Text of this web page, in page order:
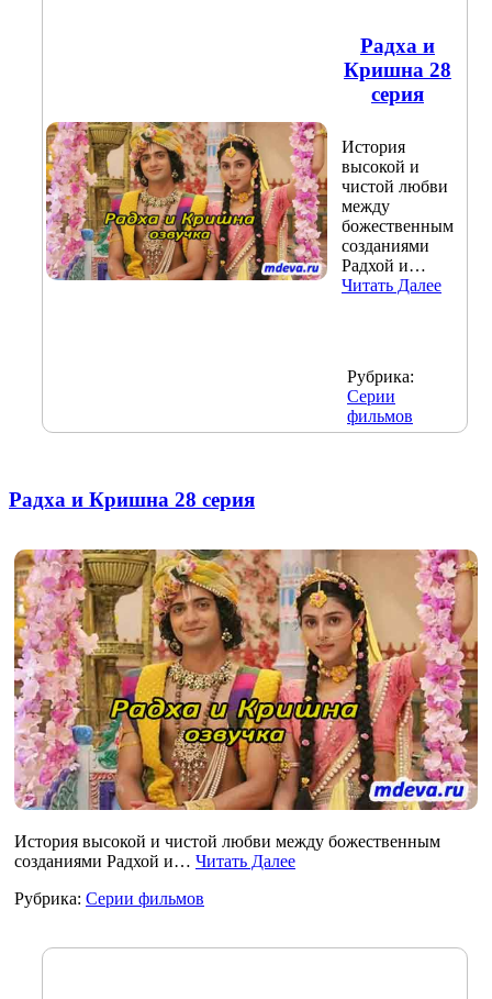
Радха и
Кришна 28
серия
История
высокой и
чистой любви
между
божественным
созданиями
Радхой и…
Читать Далее
Рубрика:
Серии
фильмов
Радха и Кришна 28 серия
История высокой и чистой любви между божественным
созданиями Радхой и… Читать Далее
Рубрика: Серии фильмов